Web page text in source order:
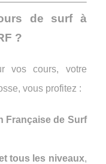
de surf à
?
vos cours, votre
vous profitez :
Française de Surf
tous les niveaux,